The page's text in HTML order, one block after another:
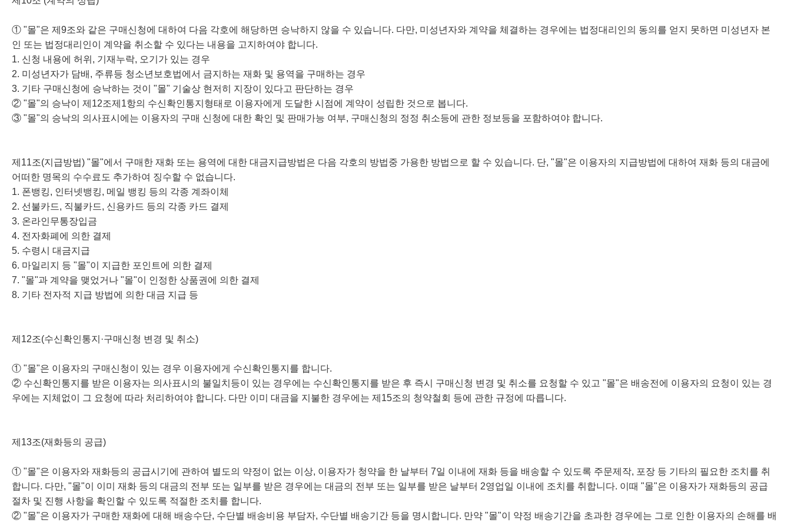
① "몰"은 제9조와 같은 구매신청에 대하여 다음 각호에 해당하면 승낙하지 않을 수 있습니다. 다만, 미성년자와 계약을 체결하는 경우에는 법정대리인의 동의를 얻지 못하면 미성년자 본
인 또는 법정대리인이 계약을 취소할 수 있다는 내용을 고지하여야 합니다.
1. 신청 내용에 허위, 기재누락, 오기가 있는 경우
2. 미성년자가 담배, 주류등 청소년보호법에서 금지하는 재화 및 용역을 구매하는 경우
3. 기타 구매신청에 승낙하는 것이 "몰" 기술상 현저히 지장이 있다고 판단하는 경우
② "몰"의 승낙이 제12조제1항의 수신확인통지형태로 이용자에게 도달한 시점에 계약이 성립한 것으로 봅니다.
③ "몰"의 승낙의 의사표시에는 이용자의 구매 신청에 대한 확인 및 판매가능 여부, 구매신청의 정정 취소등에 관한 정보등을 포함하여야 합니다.
제11조(지급방법) "몰"에서 구매한 재화 또는 용역에 대한 대금지급방법은 다음 각호의 방법중 가용한 방법으로 할 수 있습니다. 단, "몰"은 이용자의 지급방법에 대하여 재화 등의 대금에
어떠한 명목의 수수료도 추가하여 징수할 수 없습니다.
1. 폰뱅킹, 인터넷뱅킹, 메일 뱅킹 등의 각종 계좌이체
2. 선불카드, 직불카드, 신용카드 등의 각종 카드 결제
3. 온라인무통장입금
4. 전자화폐에 의한 결제
5. 수령시 대금지급
6. 마일리지 등 "몰"이 지급한 포인트에 의한 결제
7. "몰"과 계약을 맺었거나 "몰"이 인정한 상품권에 의한 결제
8. 기타 전자적 지급 방법에 의한 대금 지급 등
제12조(수신확인통지·구매신청 변경 및 취소)
① "몰"은 이용자의 구매신청이 있는 경우 이용자에게 수신확인통지를 합니다.
② 수신확인통지를 받은 이용자는 의사표시의 불일치등이 있는 경우에는 수신확인통지를 받은 후 즉시 구매신청 변경 및 취소를 요청할 수 있고 "몰"은 배송전에 이용자의 요청이 있는 경
우에는 지체없이 그 요청에 따라 처리하여야 합니다. 다만 이미 대금을 지불한 경우에는 제15조의 청약철회 등에 관한 규정에 따릅니다.
제13조(재화등의 공급)
① "몰"은 이용자와 재화등의 공급시기에 관하여 별도의 약정이 없는 이상, 이용자가 청약을 한 날부터 7일 이내에 재화 등을 배송할 수 있도록 주문제작, 포장 등 기타의 필요한 조치를 취
합니다. 다만, "몰"이 이미 재화 등의 대금의 전부 또는 일부를 받은 경우에는 대금의 전부 또는 일부를 받은 날부터 2영업일 이내에 조치를 취합니다. 이때 "몰"은 이용자가 재화등의 공급
절차 및 진행 사항을 확인할 수 있도록 적절한 조치를 합니다.
② "몰"은 이용자가 구매한 재화에 대해 배송수단, 수단별 배송비용 부담자, 수단별 배송기간 등을 명시합니다. 만약 "몰"이 약정 배송기간을 초과한 경우에는 그로 인한 이용자의 손해를 배